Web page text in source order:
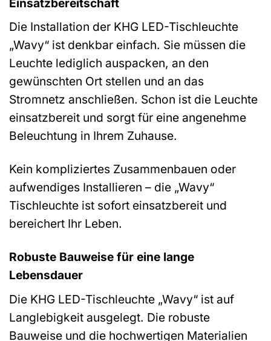
Die Installation der KHG LED-Tischleuchte
„Wavy“ ist denkbar einfach. Sie müssen die
Leuchte lediglich auspacken, an den
gewünschten Ort stellen und an das
Stromnetz anschließen. Schon ist die Leuchte
einsatzbereit und sorgt für eine angenehme
Beleuchtung in Ihrem Zuhause.
Kein kompliziertes Zusammenbauen oder
aufwendiges Installieren – die „Wavy“
Tischleuchte ist sofort einsatzbereit und
bereichert Ihr Leben.
Robuste Bauweise für eine lange
Lebensdauer
Die KHG LED-Tischleuchte „Wavy“ ist auf
Langlebigkeit ausgelegt. Die robuste
Bauweise und die hochwertigen Materialien